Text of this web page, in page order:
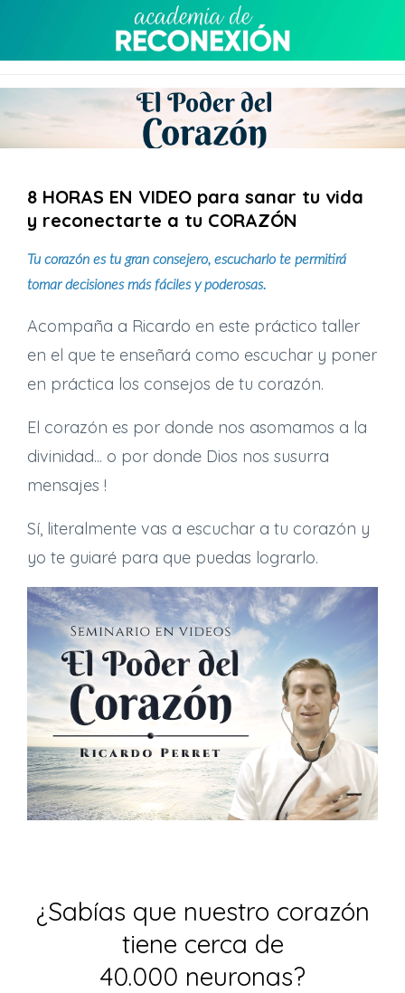
8 HORAS EN VIDEO para sanar tu vida
y reconectarte a tu CORAZÓN
Tu corazón es tu gran consejero, escucharlo te permitirá
tomar decisiones más fáciles y poderosas.
Acompaña a Ricardo en este práctico taller
en el que te enseñará como escuchar y poner
en práctica los consejos de tu corazón.
El corazón es por donde nos asomamos a la
divinidad... o por donde Dios nos susurra
mensajes !
Sí, literalmente vas a escuchar a tu corazón y
yo te guiaré para que puedas lograrlo.
¿Sabías que nuestro corazón
tiene cerca de
40.000 neuronas?